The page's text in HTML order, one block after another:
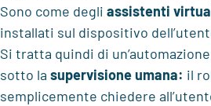
Sono come degli assistenti
installati sul dispositivo
Si tratta quindi di
sotto la supervisione umana: il
semplicemente chiedere